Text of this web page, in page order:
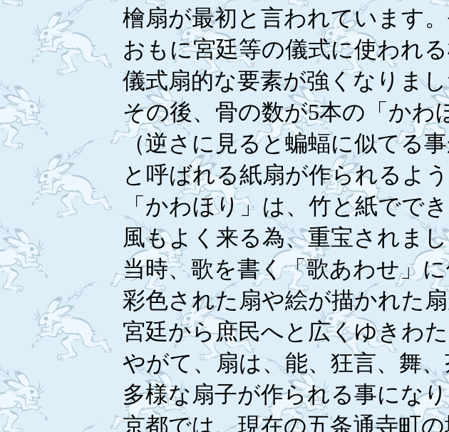
檜扇が最初と言われています
おもに宮廷等の儀式に使われる
儀式扇的な要素が強くなりま
その後、骨の数が5本の「かわ
（逆さに見ると蝙蝠に似てる
と呼ばれる紙扇が作られるよ
「かわほり」は、竹と紙でで
風もよく来る為、重宝されまし
当時、歌を書く「歌あわせ」に
彩色された扇や絵が描かれた
宮廷から庶民へと広くゆきわ
やがて、扇は、能、狂言、舞
多様な扇子が作られる事になり
京都では、現在の五条通寺町の